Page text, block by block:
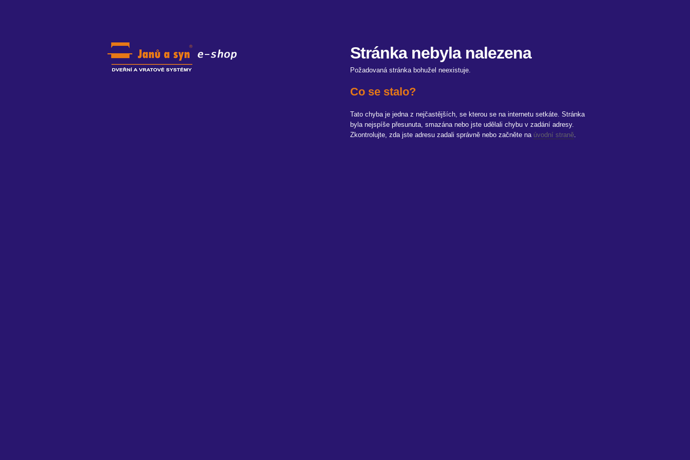
Stránka nebyla nalezena
Požadovaná stránka bohužel neexistuje.
Co se stalo?
Tato chyba je jedna z nejčastějších, se kterou se na internetu setkáte. Stránka
byla nejspíše přesunuta, smazána nebo jste udělali chybu v zadání adresy.
Zkontrolujte, zda jste adresu zadali správně nebo začněte na úvodní straně.